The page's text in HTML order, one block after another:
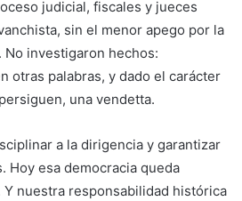
judicial, fiscales y jueces
sin el menor apego por la
investigaron hechos:
otras palabras, y dado el carácter
una vendetta.
a la dirigencia y garantizar
Hoy esa democracia queda
nuestra responsabilidad histórica